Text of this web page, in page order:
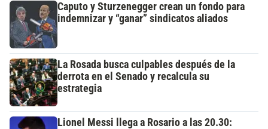
Caputo y Sturzenegger crean un fondo para
indemnizar y “ganar” sindicatos aliados
La Rosada busca culpables después de la
derrota en el Senado y recalcula su
estrategia
Lionel Messi llega a Rosario a las 20.30: